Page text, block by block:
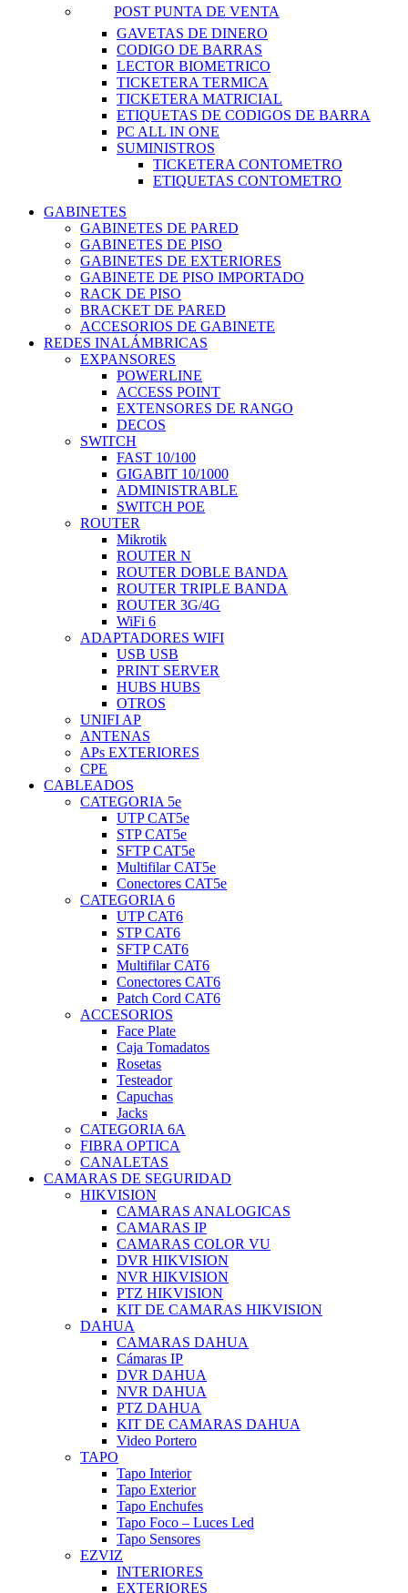
POST PUNTA DE VENTA
GAVETAS DE DINERO
CODIGO DE BARRAS
LECTOR BIOMETRICO
TICKETERA TERMICA
TICKETERA MATRICIAL
ETIQUETAS DE CODIGOS DE BARRA
PC ALL IN ONE
SUMINISTROS
TICKETERA CONTOMETRO
ETIQUETAS CONTOMETRO
GABINETES
GABINETES DE PARED
GABINETES DE PISO
GABINETES DE EXTERIORES
GABINETE DE PISO IMPORTADO
RACK DE PISO
BRACKET DE PARED
ACCESORIOS DE GABINETE
REDES INALÁMBRICAS
EXPANSORES
POWERLINE
ACCESS POINT
EXTENSORES DE RANGO
DECOS
SWITCH
FAST 10/100
GIGABIT 10/1000
ADMINISTRABLE
SWITCH POE
ROUTER
Mikrotik
ROUTER N
ROUTER DOBLE BANDA
ROUTER TRIPLE BANDA
ROUTER 3G/4G
WiFi 6
ADAPTADORES WIFI
USB USB
PRINT SERVER
HUBS HUBS
OTROS
UNIFI AP
ANTENAS
APs EXTERIORES
CPE
CABLEADOS
CATEGORIA 5e
UTP CAT5e
STP CAT5e
SFTP CAT5e
Multifilar CAT5e
Conectores CAT5e
CATEGORIA 6
UTP CAT6
STP CAT6
SFTP CAT6
Multifilar CAT6
Conectores CAT6
Patch Cord CAT6
ACCESORIOS
Face Plate
Caja Tomadatos
Rosetas
Testeador
Capuchas
Jacks
CATEGORIA 6A
FIBRA OPTICA
CANALETAS
CAMARAS DE SEGURIDAD
HIKVISION
CAMARAS ANALOGICAS
CAMARAS IP
CAMARAS COLOR VU
DVR HIKVISION
NVR HIKVISION
PTZ HIKVISION
KIT DE CAMARAS HIKVISION
DAHUA
CAMARAS DAHUA
Cámaras IP
DVR DAHUA
NVR DAHUA
PTZ DAHUA
KIT DE CAMARAS DAHUA
Video Portero
TAPO
Tapo Interior
Tapo Exterior
Tapo Enchufes
Tapo Foco – Luces Led
Tapo Sensores
EZVIZ
INTERIORES
EXTERIORES